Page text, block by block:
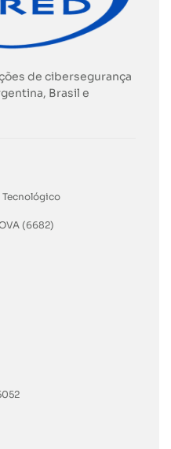
de cibersegurança
Brasil e
Tecnológico
(6682)